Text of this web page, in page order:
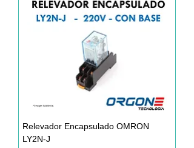
Relevador Encapsulado OMRON
LY2N-J